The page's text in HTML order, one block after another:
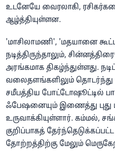
உடனேயே வைரலாகி,
ஆழ்த்தியுள்ளன.
'மாசிலாமணி', 'மதயானை
நடித்திருந்தாலும்,
அரங்கமாக திகழ்ந்துள்ளது.
வலைதளங்களிலும்
சமீபத்திய போட்டோஷூட்டில்
ஃபேஷனையும் இணைத்து புது
உருவாக்கியுள்ளார். கம்மல்,
குறிப்பாகத்
தோற்றத்திற்கு மேலும்